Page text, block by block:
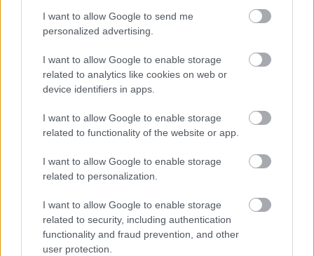
I want to allow Google to send me
personalized advertising.
I want to allow Google to enable storage
related to analytics like cookies on web or
device identifiers in apps.
I want to allow Google to enable storage
related to functionality of the website or app.
I want to allow Google to enable storage
related to personalization.
I want to allow Google to enable storage
related to security, including authentication
functionality and fraud prevention, and other
user protection.
2016 november 25. 08:00
A Mass Effect Andromeda története mellett is
bőven akad majd tennivaló a játék világában,
amiről nemrég elárultak néhány infót a
készítők.
Unmute Loaded:
21.86%
fajokat
történetek ígér a Mass Effect Andromeda kapcsán,
hanem egy egészen új galaxisba is elkalauzolnak
majd. Ezt pedig egy szabadon bejárható világként tárják